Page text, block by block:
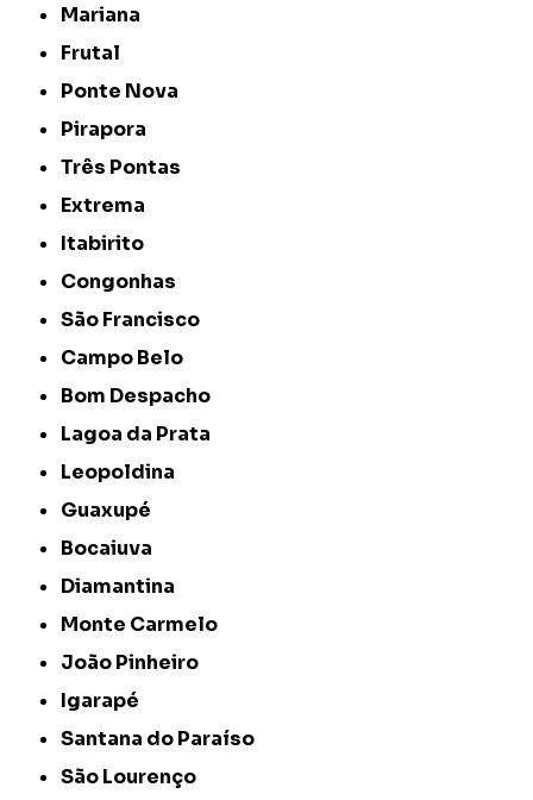
Mariana
Frutal
Ponte Nova
Pirapora
Três Pontas
Extrema
Itabirito
Congonhas
São Francisco
Campo Belo
Bom Despacho
Lagoa da Prata
Leopoldina
Guaxupé
Bocaiuva
Diamantina
Monte Carmelo
João Pinheiro
Igarapé
Santana do Paraíso
São Lourenço